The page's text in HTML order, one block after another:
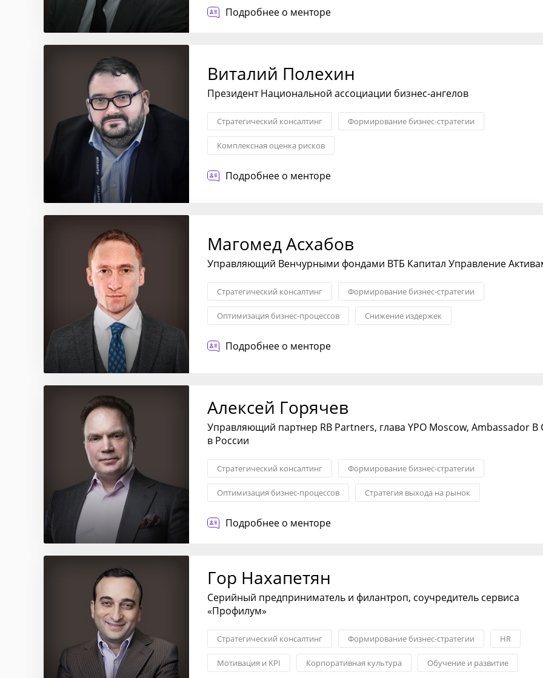
Стратегия выхода на рынок
Подробнее о менторе
Виталий Полехин
Президент Национальной ассоциации бизнес-ангелов
Стратегический консалтинг Формирование бизнес-стратегии
Комплексная оценка рисков
Подробнее о менторе
Магомед Асхабов
Управляющий Венчурными фондами ВТБ Капитал Управление
Стратегический консалтинг Формирование бизнес-стратегии
Оптимизация бизнес-процессов Снижение издержек
Взаимоотношения с партнерами
Подробнее о менторе
Алексей Горячев
Управляющий партнер RB Partners, глава YPO Moscow, Ambassador B
в России
Стратегический консалтинг Формирование бизнес-стратегии
Оптимизация бизнес-процессов Стратегия выхода на рынок
Управление активами
Подробнее о менторе
Гор Нахапетян
Серийный предприниматель и филантроп, соучредитель сервиса
«Профилум»
Стратегический консалтинг Формирование бизнес-стратегии HR
Мотивация и KPI Корпоративная культура Обучение и развитие